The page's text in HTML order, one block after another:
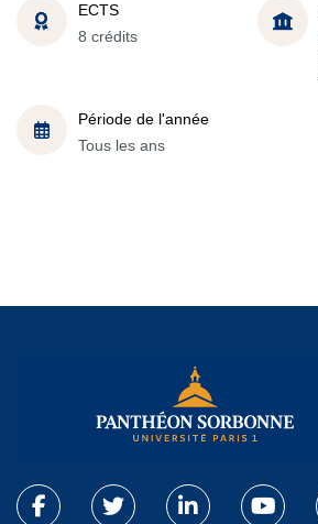
ECTS
8 crédits
Période de l'année
Tous les ans